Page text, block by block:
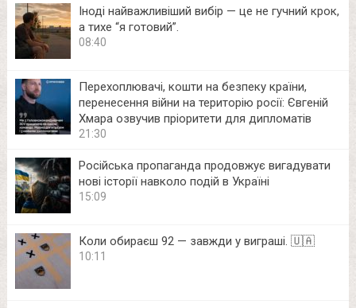
Іноді найважливіший вибір — це не гучний крок,
а тихе “я готовий”.
08:40
Перехоплювачі, кошти на безпеку країни,
перенесення війни на територію росії: Євгеній
Хмара озвучив пріоритети для дипломатів
21:30
Російська пропаганда продовжує вигадувати
нові історії навколо подій в Україні
15:09
Коли обираєш 92 — завжди у виграші. 🇺🇦
10:11